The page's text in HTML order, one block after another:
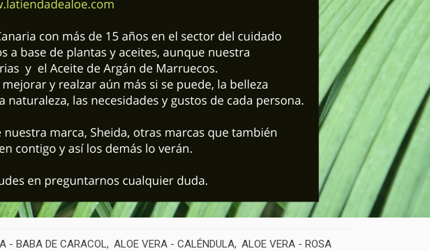
- BABA DE CARACOL ALOE VERA - CALÉNDULA ALOE VERA - ROSA